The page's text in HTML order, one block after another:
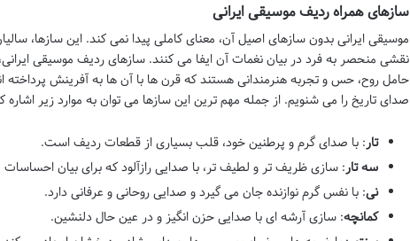
سازهای همراه ردیف موسیقی ایرانی
موسیقی ایرانی بدون سازهای اصیل آن، معنای کاملی پیدا نمی کند. این سازها،
نقشی منحصر به فرد در بیان نغمات آن ایفا می کنند. سازهای ردیف موسیقی ایرانی،
حامل روح، حس و تجربه هنرمندانی هستند که قرن ها با آن ها به آفرینش پرداخته
صدای تاریخ را می شنویم. از جمله مهم ترین این سازها می توان به موارد زیر اشاره
تار: با صدای گرم و پرطنین خود، قلب بسیاری از قطعات ردیف است.
سه تار: سازی ظریف تر و لطیف تر، با صدایی رازآلود که برای بیان
نی: با نفس گرم نوازنده جان می گیرد و صدایی روحانی و عرفانی دارد.
کمانچه: سازی آرشه ای با صدایی حزن انگیز و در عین حال دلنشین.